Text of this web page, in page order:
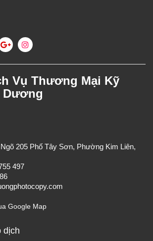
Vụ Thương Mại Kỹ
Dương
205 Phố Tây Sơn, Phường Kim Liên,
497
Google Map
dịch